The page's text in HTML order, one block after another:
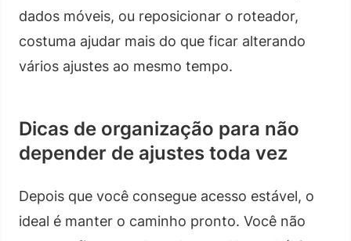
dados móveis, ou reposicionar o roteador,
costuma ajudar mais do que ficar alterando
vários ajustes ao mesmo tempo.
Dicas de organização para não
depender de ajustes toda vez
Depois que você consegue acesso estável, o
ideal é manter o caminho pronto. Você não